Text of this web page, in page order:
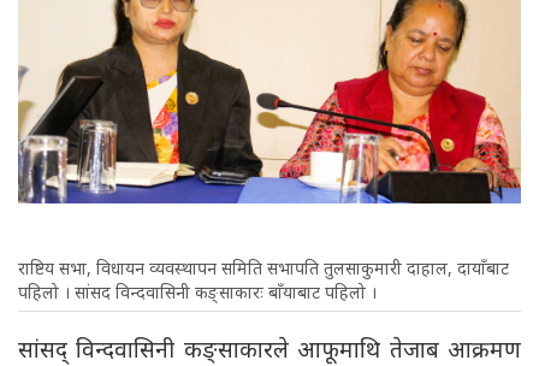
राष्टिय सभा, विधायन व्यवस्थापन समिति सभापति तुलसाकुमारी दाहाल, दायाँबाट
पहिलो । सांसद विन्दवासिनी कङ्साकारः बाँयाबाट पहिलो ।
सांसद् विन्दवासिनी कङ्साकारले आफूमाथि तेजाब आक्रमण